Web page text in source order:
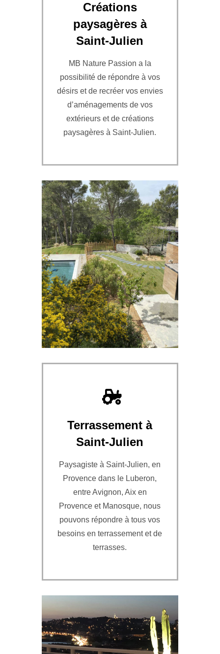
Créations
paysagères à
Saint-Julien
MB Nature Passion a la
possibilité de répondre à vos
désirs et de recréer vos envies
d’aménagements de vos
extérieurs et de créations
paysagères à Saint-Julien.
Terrassement à
Saint-Julien
Paysagiste à Saint-Julien, en
Provence dans le Luberon,
entre Avignon, Aix en
Provence et Manosque, nous
pouvons répondre à tous vos
besoins en terrassement et de
terrasses.